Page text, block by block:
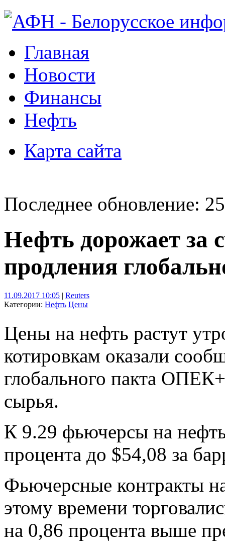
Главная
Новости
Финансы
Нефть
Карта сайта
Последнее обновление:
Нефть дорожает за
продления
11.09.2017 10:05 | Reuters
Категории: Нефть Цены
Цены на нефть растут
котировкам оказали
глобального пакта
сырья.
К 9.29 фьючерсы на
процента до $54,08 за
Фьючерсные контракты
этому времени
на 0,86 процента выше